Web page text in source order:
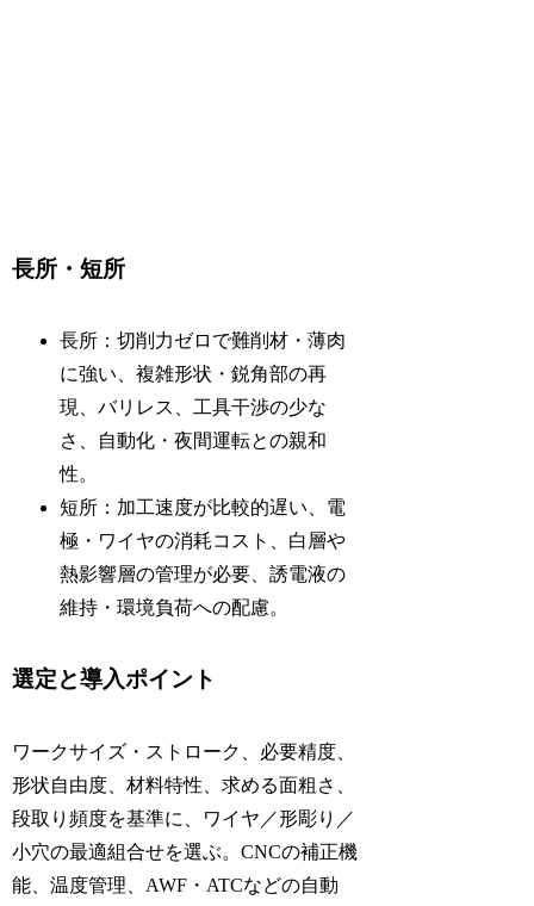
長所・短所
長所：切削力ゼロで難削材・薄肉
に強い、複雑形状・鋭角部の再
現、バリレス、工具干渉の少な
さ、自動化・夜間運転との親和
性。
短所：加工速度が比較的遅い、電
極・ワイヤの消耗コスト、白層や
熱影響層の管理が必要、誘電液の
維持・環境負荷への配慮。
選定と導入ポイント
ワークサイズ・ストローク、必要精度、
形状自由度、材料特性、求める面粗さ、
段取り頻度を基準に、ワイヤ／形彫り／
小穴の最適組合せを選ぶ。CNCの補正機
能、温度管理、AWF・ATCなどの自動